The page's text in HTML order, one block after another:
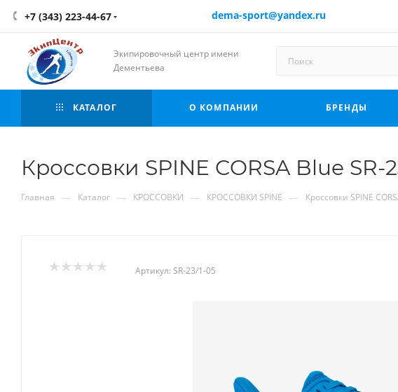
+7 (343) 223-44-67 dema-sport@yandex.ru
Экипировочный центр имени
Дементьева
КАТАЛОГ О КОМПАНИИ БРЕНДЫ
Кроссовки SPINE CORSA Blue SR-
Главная — Каталог — КРОССОВКИ — КРОССОВКИ SPINE — Кроссовки SPINE
Артикул: SR-23/1-05